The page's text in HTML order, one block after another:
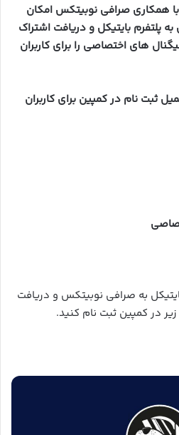
همکاری صرافی نوبیتکس امکان
پلتفرم بایتیکل و دریافت اشتراک
های اختصاصی را برای کاربران
ثبت نام در کمپین برای کاربران
به صرافی نوبیتکس و دریافت
در کمپین ثبت نام کنید.